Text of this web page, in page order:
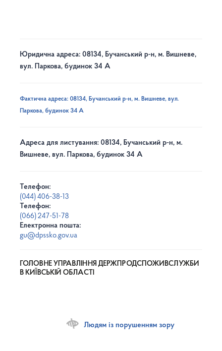
Юридична адреса: 08134, Бучанський р-н, м. Вишневе,
вул. Паркова, будинок 34 А
Фактична адреса: 08134, Бучанський р-н, м. Вишневе, вул.
Паркова, будинок 34 А
Адреса для листування: 08134, Бучанський р-н, м.
Вишневе, вул. Паркова, будинок 34 А
Телефон:
(044) 406-38-13
Телефон:
(066) 247-51-78
Електронна пошта:
gu@dpssko.gov.ua
ГОЛОВНЕ УПРАВЛІННЯ ДЕРЖПРОДСПОЖИВСЛУЖБИ
В КИЇВСЬКІЙ ОБЛАСТІ
Людям із порушенням зору